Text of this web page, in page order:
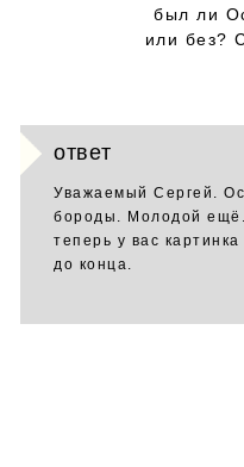
был ли
или без?
ответ
Уважаемый Сергей.
бороды. Молодой
теперь у вас
до конца.